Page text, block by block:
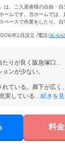
は、ご入居者様の自由・
ームです。当ホームでは
ペースで作業をしたり。
にして、無理なく自立した
療の連携によりご希望を叶
/2016年2月設立 /電話06-
りが良く阪急塚口...
ンが少ない。
ている。廊下が広く
実している... 続きを
料